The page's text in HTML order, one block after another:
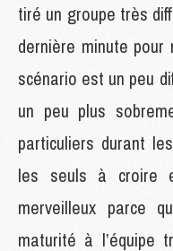
tiré un groupe très
dernière minute
scénario est un peu
un peu plus
particuliers durant
les seuls à croire
merveilleux parce
maturité à l’équipe